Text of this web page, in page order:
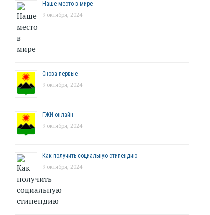
Наше место в мире
9 октября, 2024
Снова первые
9 октября, 2024
ГЖИ онлайн
9 октября, 2024
Как получить социальную стипендию
9 октября, 2024